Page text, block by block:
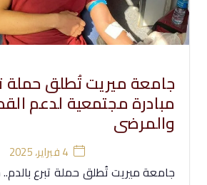
جامعة ميريت تُطلق حملة
مبادرة مجتمعية لدعم
والمرضى
4 فبراير، 2025
جامعة ميريت تُطلق حملة تبرع